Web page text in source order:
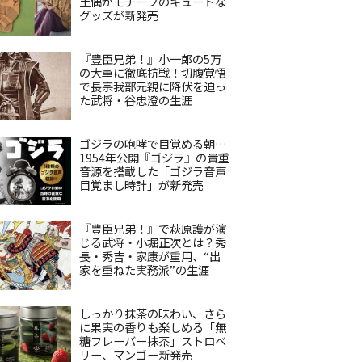
グッズが新発売
『豊臣兄弟！』小一郎の5万
の大軍に徹底抗戦！切腹覚悟
で長宗我部元親に降伏を迫っ
た武将・谷忠澄の生涯
ゴジラの咆哮で目覚める朝…
1954年公開『ゴジラ』の貴重
音源を搭載した「ゴジラ音声
目覚まし時計」が新発売
『豊臣兄弟！』で萩原護が演
じる武将・小堀正次とは？秀
長・秀吉・家康が重用、“出
家を重ねた実務派”の生涯
しっかり抹茶の味わい、さら
に果実の香りも楽しめる「無
糖フレーバー抹茶」ストロベ
リー、マンゴー新発売